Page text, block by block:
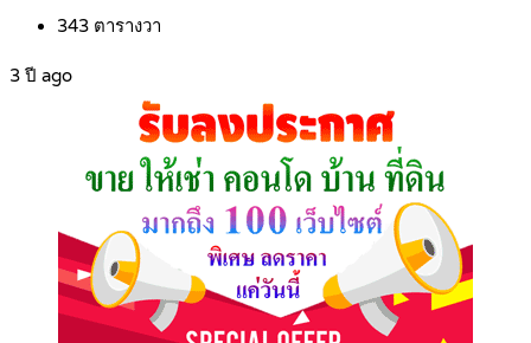
343 ตารางวา
3 ปี ago